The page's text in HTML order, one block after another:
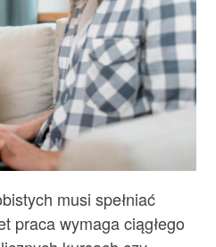
musi spełniać
praca wymaga ciągłego